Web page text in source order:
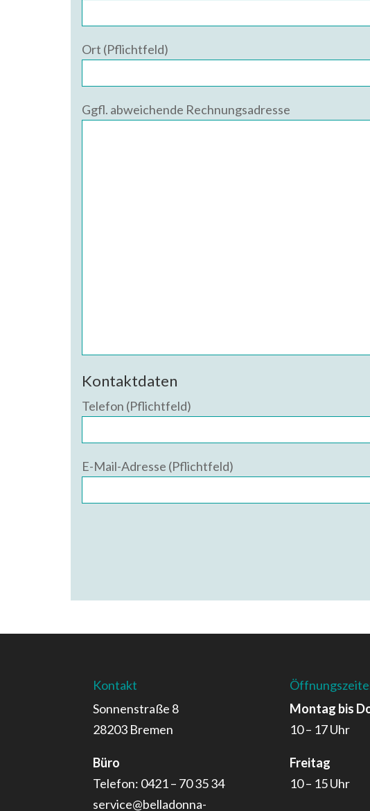
Ort (Pflichtfeld)
Ggfl. abweichende Rechnungsadresse
Kontaktdaten
Telefon (Pflichtfeld)
E-Mail-Adresse (Pflichtfeld)
Kontakt
Sonnenstraße 8
28203 Bremen
Büro
Telefon: 0421 – 70 35 34
service@belladonna-
Montag bis
10 – 17 Uhr
Freitag
10 – 15 Uhr